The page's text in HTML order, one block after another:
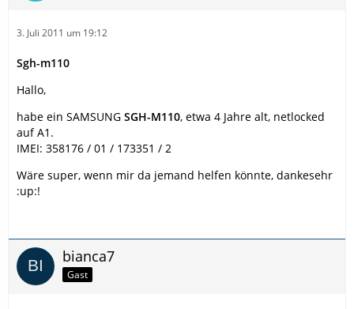
3. Juli 2011 um 19:12
Sgh-m110
Hallo,
habe ein SAMSUNG SGH-M110, etwa 4 Jahre alt, netlocked
auf A1.
IMEI: 358176 / 01 / 173351 / 2
Wäre super, wenn mir da jemand helfen könnte, dankesehr
:up:!
bianca7
Gast